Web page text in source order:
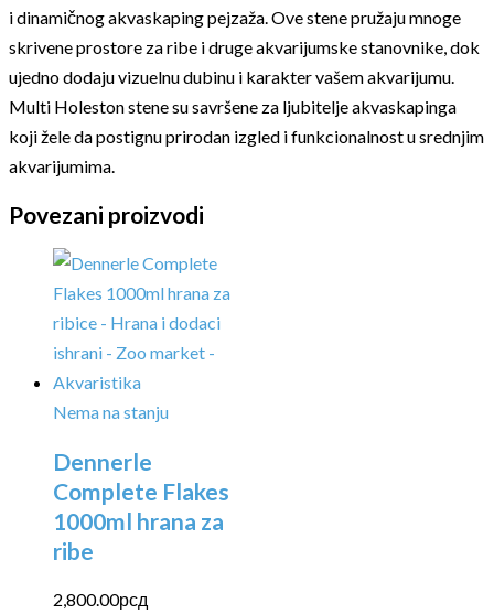
i dinamičnog akvaskaping pejzaža. Ove stene pružaju mnoge
skrivene prostore za ribe i druge akvarijumske stanovnike, dok
ujedno dodaju vizuelnu dubinu i karakter vašem akvarijumu.
Multi Holeston stene su savršene za ljubitelje akvaskapinga
koji žele da postignu prirodan izgled i funkcionalnost u srednjim
akvarijumima.
Povezani proizvodi
Nema na stanju
Dennerle
Complete Flakes
1000ml hrana za
ribe
2,800.00рсд